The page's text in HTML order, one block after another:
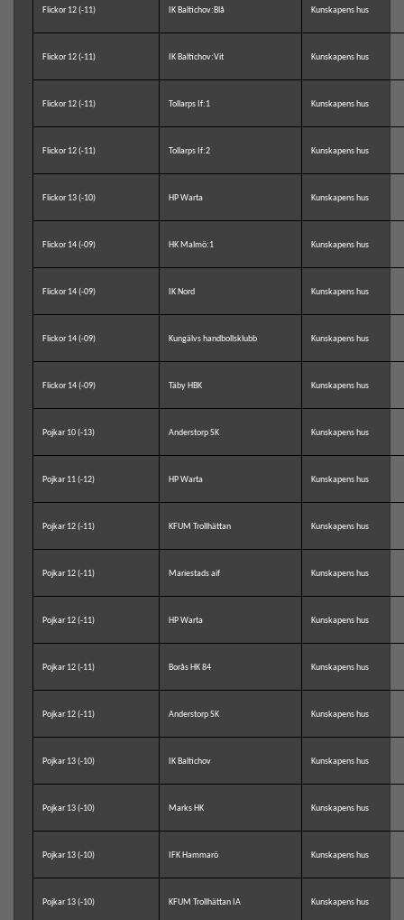
Flickor 12 (-11) IK Baltichov:Blå Kunskapens hus
Flickor 12 (-11) IK Baltichov:Vit Kunskapens hus
Flickor 12 (-11) Tollarps If:1 Kunskapens hus
Flickor 12 (-11) Tollarps If:2 Kunskapens hus
Flickor 13 (-10) HP Warta Kunskapens hus
Flickor 14 (-09) HK Malmö:1 Kunskapens hus
Flickor 14 (-09) IK Nord Kunskapens hus
Flickor 14 (-09) Kungälvs handbollsklubb Kunskapens hus
Flickor 14 (-09) Täby HBK Kunskapens hus
Pojkar 10 (-13) Anderstorp SK Kunskapens hus
Pojkar 11 (-12) HP Warta Kunskapens hus
Pojkar 12 (-11) KFUM Trollhättan Kunskapens hus
Pojkar 12 (-11) Mariestads aif Kunskapens hus
Pojkar 12 (-11) HP Warta Kunskapens hus
Pojkar 12 (-11) Borås HK 84 Kunskapens hus
Pojkar 12 (-11) Anderstorp SK Kunskapens hus
Pojkar 13 (-10) IK Baltichov Kunskapens hus
Pojkar 13 (-10) Marks HK Kunskapens hus
Pojkar 13 (-10) IFK Hammarö Kunskapens hus
Pojkar 13 (-10) KFUM Trollhättan IA Kunskapens hus